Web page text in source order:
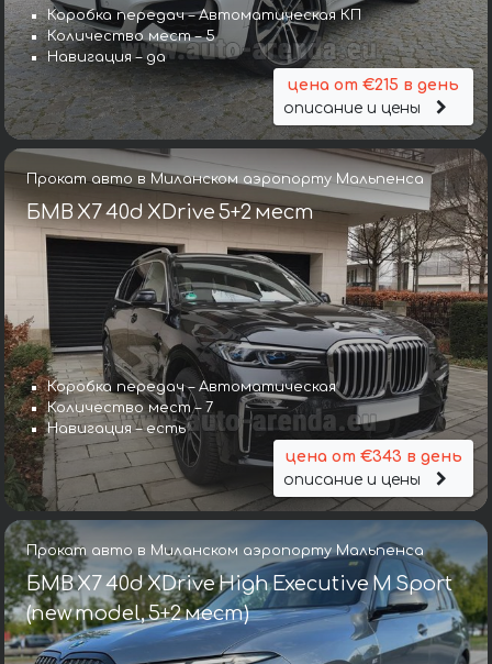
Коробка передач – Автоматическая КП
Количество мест – 5
Навигация – да
цена от €215 в день
описание и цены
Прокат авто в Миланском аэропорту Мальпенса
БМВ X7 40d XDrive 5+2 мест
Коробка передач – Автоматическая
Количество мест – 7
Навигация – есть
цена от €343 в день
описание и цены
Прокат авто в Миланском аэропорту Мальпенса
БМВ X7 40d XDrive High Executive M Sport
(new model, 5+2 мест)